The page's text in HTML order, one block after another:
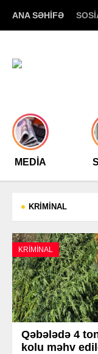
ANA SƏHİFƏ
MEDİA
KRİMİNAL
KRİMİNAL
Qəbələdə 4
kolu məhv